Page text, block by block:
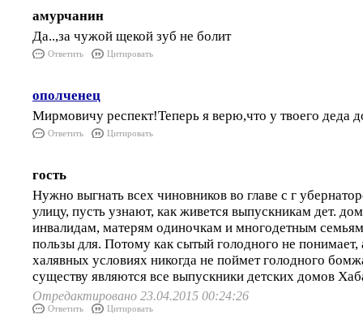
амурчанин
Да..,за чужой щекой зуб не болит
Ответить Цитировать
ополченец
Мирмовичу респект!Теперь я верю,что у твоего деда
Ответить Цитировать
гость
Нужно выгнать всех чиновников во главе с г
улицу, пусть узнают, как живется выпускникам дет.
инвалидам, матерям одиночкам и многодетным
пользы для. Потому как сытый голодного не понимает,
халявных условиях никогда не поймет голодного
существу являются все выпускники детских домов
Отредактировано 23.04.2015 00:24:26
Ответить Цитировать